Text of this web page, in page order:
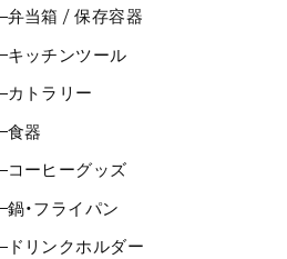
弁当箱 / 保存容器
キッチンツール
カトラリー
食器
コーヒーグッズ
鍋・フライパン
ドリンクホルダー